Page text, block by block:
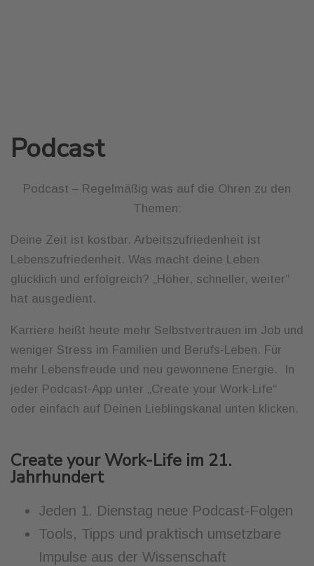
Podcast
Podcast – Regelmäßig was auf die Ohren zu den
Themen:
Deine Zeit ist kostbar. Arbeitszufriedenheit ist
Lebenszufriedenheit. Was macht deine Leben
glücklich und erfolgreich? „Höher, schneller, weiter“
hat ausgedient.
Karriere heißt heute mehr Selbstvertrauen im Job und
weniger Stress im Familien und Berufs-Leben. Für
mehr Lebensfreude und neu gewonnene Energie.
In
jeder Podcast-App unter „Create your Work-Life“
oder einfach auf Deinen Lieblingskanal unten klicken.
Create your Work-Life im 21.
Jahrhundert
Jeden 1. Dienstag neue Podcast-Folgen
Tools, Tipps und praktisch umsetzbare
Impulse aus der Wissenschaft